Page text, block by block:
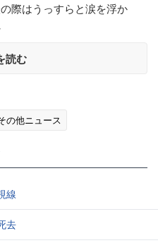
際はうっすらと涙を浮か
読む
の他ニュース
線
去